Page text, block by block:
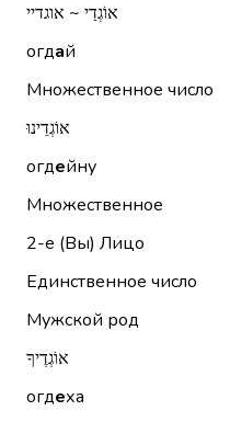
אוֹגְדַי ~ אוגדיי
огдай
Множественное число
אוֹגְדֵינוּ
огдейну
Множественное
2-е (Вы) Лицо
Единственное число
Мужской род
אוֹגְדֶיךָ
огдеха